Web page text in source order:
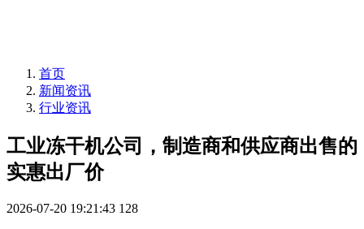
首页
新闻资讯
行业资讯
工业冻干机公司，制造商和供应商出售的
实惠出厂价
2026-07-20 19:21:43 128